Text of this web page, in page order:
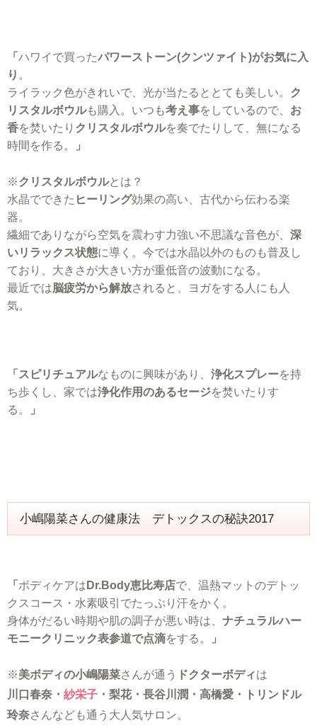
「 ハワイで買ったパワーストーン(クンツァイト)がお気に入
り 。
ライラック色がきれいで、光が当たるととても美しい。 ク
リスタルボウルも購入。いつも考え事をしているので、 お
香を焚いたり クリスタルボウルを奏でたりして、無になる
時間を作る。
」
※クリスタルボウルとは？
水晶でできた ヒーリング効果の高い、古代から伝わる楽
器。
繊細でありながら空気を震わす力強い不思議な音色が、 深
いリラックス状態に導く。今では水晶以外のものも普及し
ており、大きさが大きい方が重低音の波動になる。
最近では脳疲労から解放されると、ヨガをする人にも人
気。
「スピリチュアルなものに興味があり、 浄化スプレーを持
ち歩くし、家では浄化作用のあるセージを焚いたりす
る。
」
小嶋陽菜さんの健康法 デトックスの秘訣2017
「 ボディケアは Dr.Body恵比寿店で、温熱マットのデトッ
クスコース・水素吸引でたっぷり汗をかく。
身体がだるい時期や肌の調子が悪い時は、 ナチュラルハー
モニークリニック表参道で点滴をする。 」
※美ボディの小嶋陽菜さんが通う ドクターボディは
川口春奈・ 紗栄子 ・梨花・長谷川潤・高橋愛・トリンドル
玲奈さんなども通う大人気サロン。